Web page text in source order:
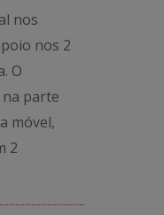
nos
nos 2
O
parte
móvel,
2